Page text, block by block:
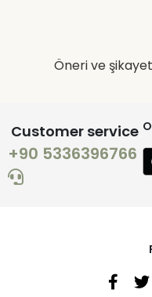
Öneri ve
Customer service
+90 5336396766